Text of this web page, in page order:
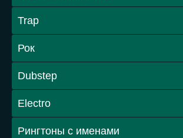
Trap
Рок
Dubstep
Electro
Рингтоны с именами